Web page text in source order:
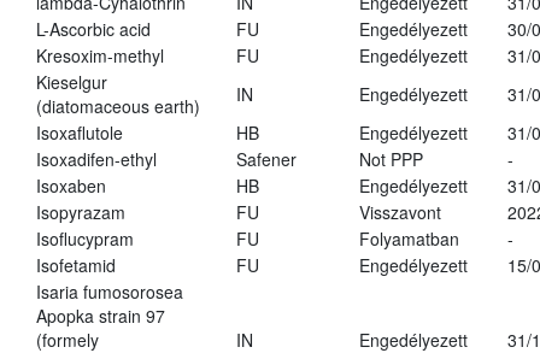
L-Ascorbic acid
FU Engedélyezett
30/
Kresoxim-methyl
FU Engedélyezett
31/
Kieselgur
(diatomaceous earth)
IN Engedélyezett
31/
Isoxaflutole
HB Engedélyezett
31/
Isoxadifen-ethyl
Safener Not PPP
-
Isoxaben
HB Engedélyezett
31/
Isopyrazam
FU Visszavont
Isoflucypram
FU Folyamatban
-
Isofetamid
FU Engedélyezett
15/
Isaria fumosorosea
Apopka strain 97
(formely
IN Engedélyezett 31/